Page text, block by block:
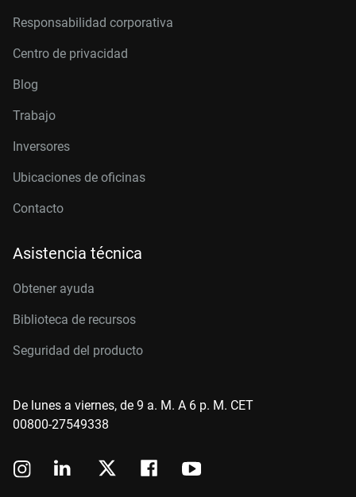
Responsabilidad corporativa
Centro de privacidad
Blog
Trabajo
Inversores
Ubicaciones de oficinas
Contacto
Asistencia técnica
Obtener ayuda
Biblioteca de recursos
Seguridad del producto
De lunes a viernes, de 9 a. M. A 6 p. M. CET
00800-27549338